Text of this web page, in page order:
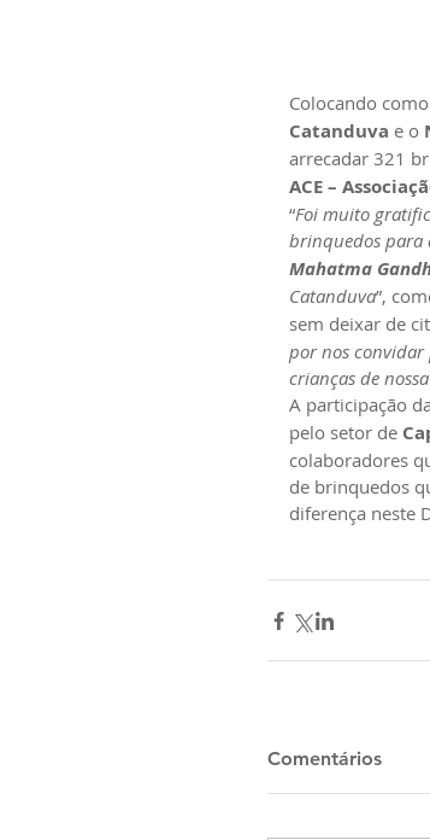
Colocando
Catanduva e o
arrecadar 321
ACE –
“Foi muito
brinquedos para
Mahatma
Catanduva”,
sem deixar de
por nos convidar
crianças de
A participação
pelo setor de
colaboradores
de brinquedos
diferença neste
Comentários